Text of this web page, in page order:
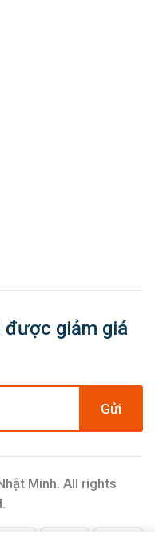
được giảm giá
Gửi
Minh. All rights